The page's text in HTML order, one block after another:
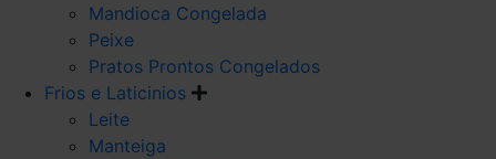
Mandioca Congelada
Peixe
Pratos Prontos Congelados
Frios e Laticinios
Leite
Manteiga